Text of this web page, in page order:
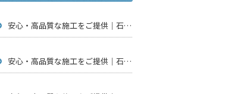
安心・高品質な施工をご提供｜石川県金沢市で仮設足場工事・通信工事・アンテナ工事は【株式会社鳶翔】
安心・高品質な施工をご提供｜石川県金沢市で仮設足場工事・通信工事・アンテナ工事は【株式会社鳶翔】